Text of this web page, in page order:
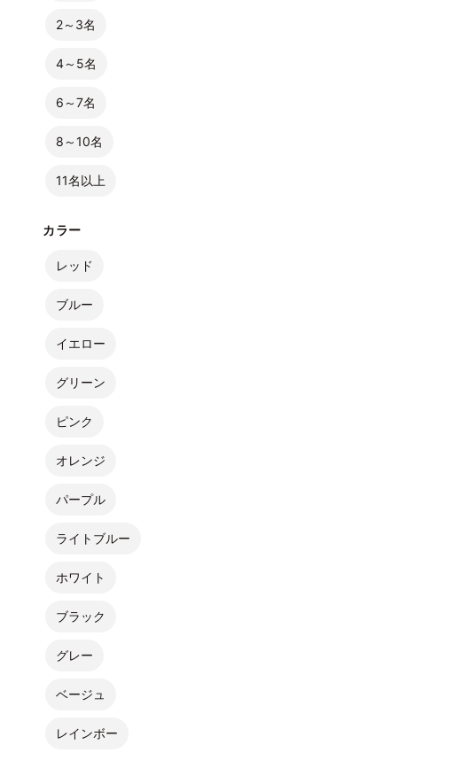
2～3名
4～5名
6～7名
8～10名
11名以上
カラー
レッド
ブルー
イエロー
グリーン
ピンク
オレンジ
パープル
ライトブルー
ホワイト
ブラック
グレー
ベージュ
レインボー